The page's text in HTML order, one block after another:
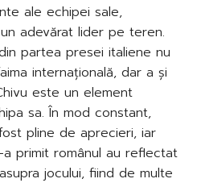
ale echipei sale,
adevărat lider pe teren.
partea presei italiene nu
internațională, dar a și
este un element
sa. În mod constant,
pline de aprecieri, iar
primit românul au reflectat
jocului, fiind de multe